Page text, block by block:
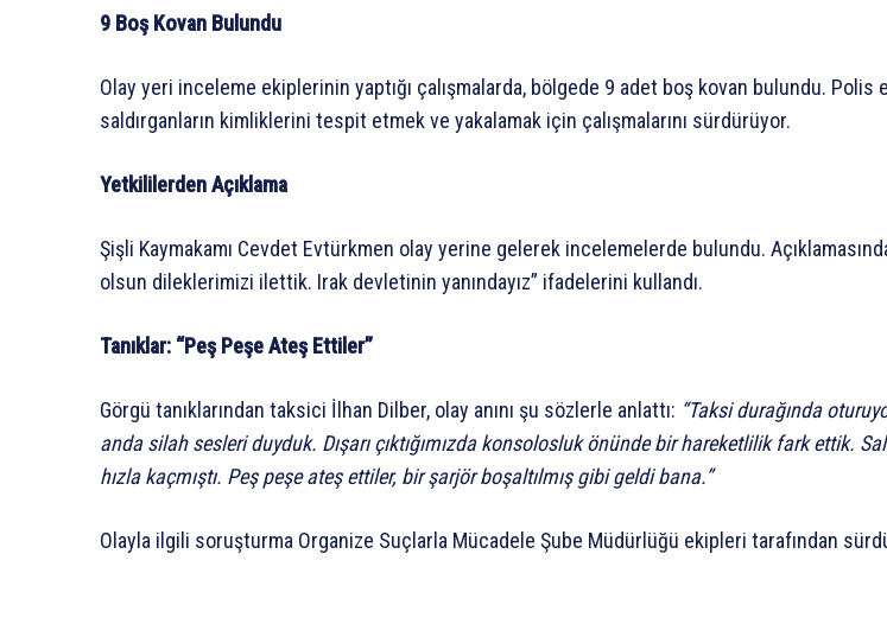
9 Boş Kovan Bulundu
Olay yeri inceleme ekiplerinin yaptığı çalışmalarda, bölgede 9 adet boş kovan bulundu. Polis
saldırganların kimliklerini tespit etmek ve yakalamak için çalışmalarını sürdürüyor.
Yetkililerden Açıklama
Şişli Kaymakamı Cevdet Evtürkmen olay yerine gelerek incelemelerde bulundu.
olsun dileklerimizi ilettik. Irak devletinin yanındayız” ifadelerini kullandı.
Tanıklar: “Peş Peşe Ateş Ettiler”
Görgü tanıklarından taksici İlhan Dilber, olay anını şu sözlerle anlattı: “Taksi durağında
anda silah sesleri duyduk. Dışarı çıktığımızda konsolosluk önünde bir hareketlilik fark ettik.
hızla kaçmıştı. Peş peşe ateş ettiler, bir şarjör boşaltılmış gibi geldi bana.”
Olayla ilgili soruşturma Organize Suçlarla Mücadele Şube Müdürlüğü ekipleri tarafından